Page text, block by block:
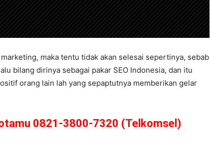
maka tentu tidak akan selesai sepertinya, sebab
bilang dirinya sebagai pakar SEO Indonesia, dan itu
orang lain lah yang sepaptutnya memberikan gelar
0821-3800-7320 (Telkomsel)